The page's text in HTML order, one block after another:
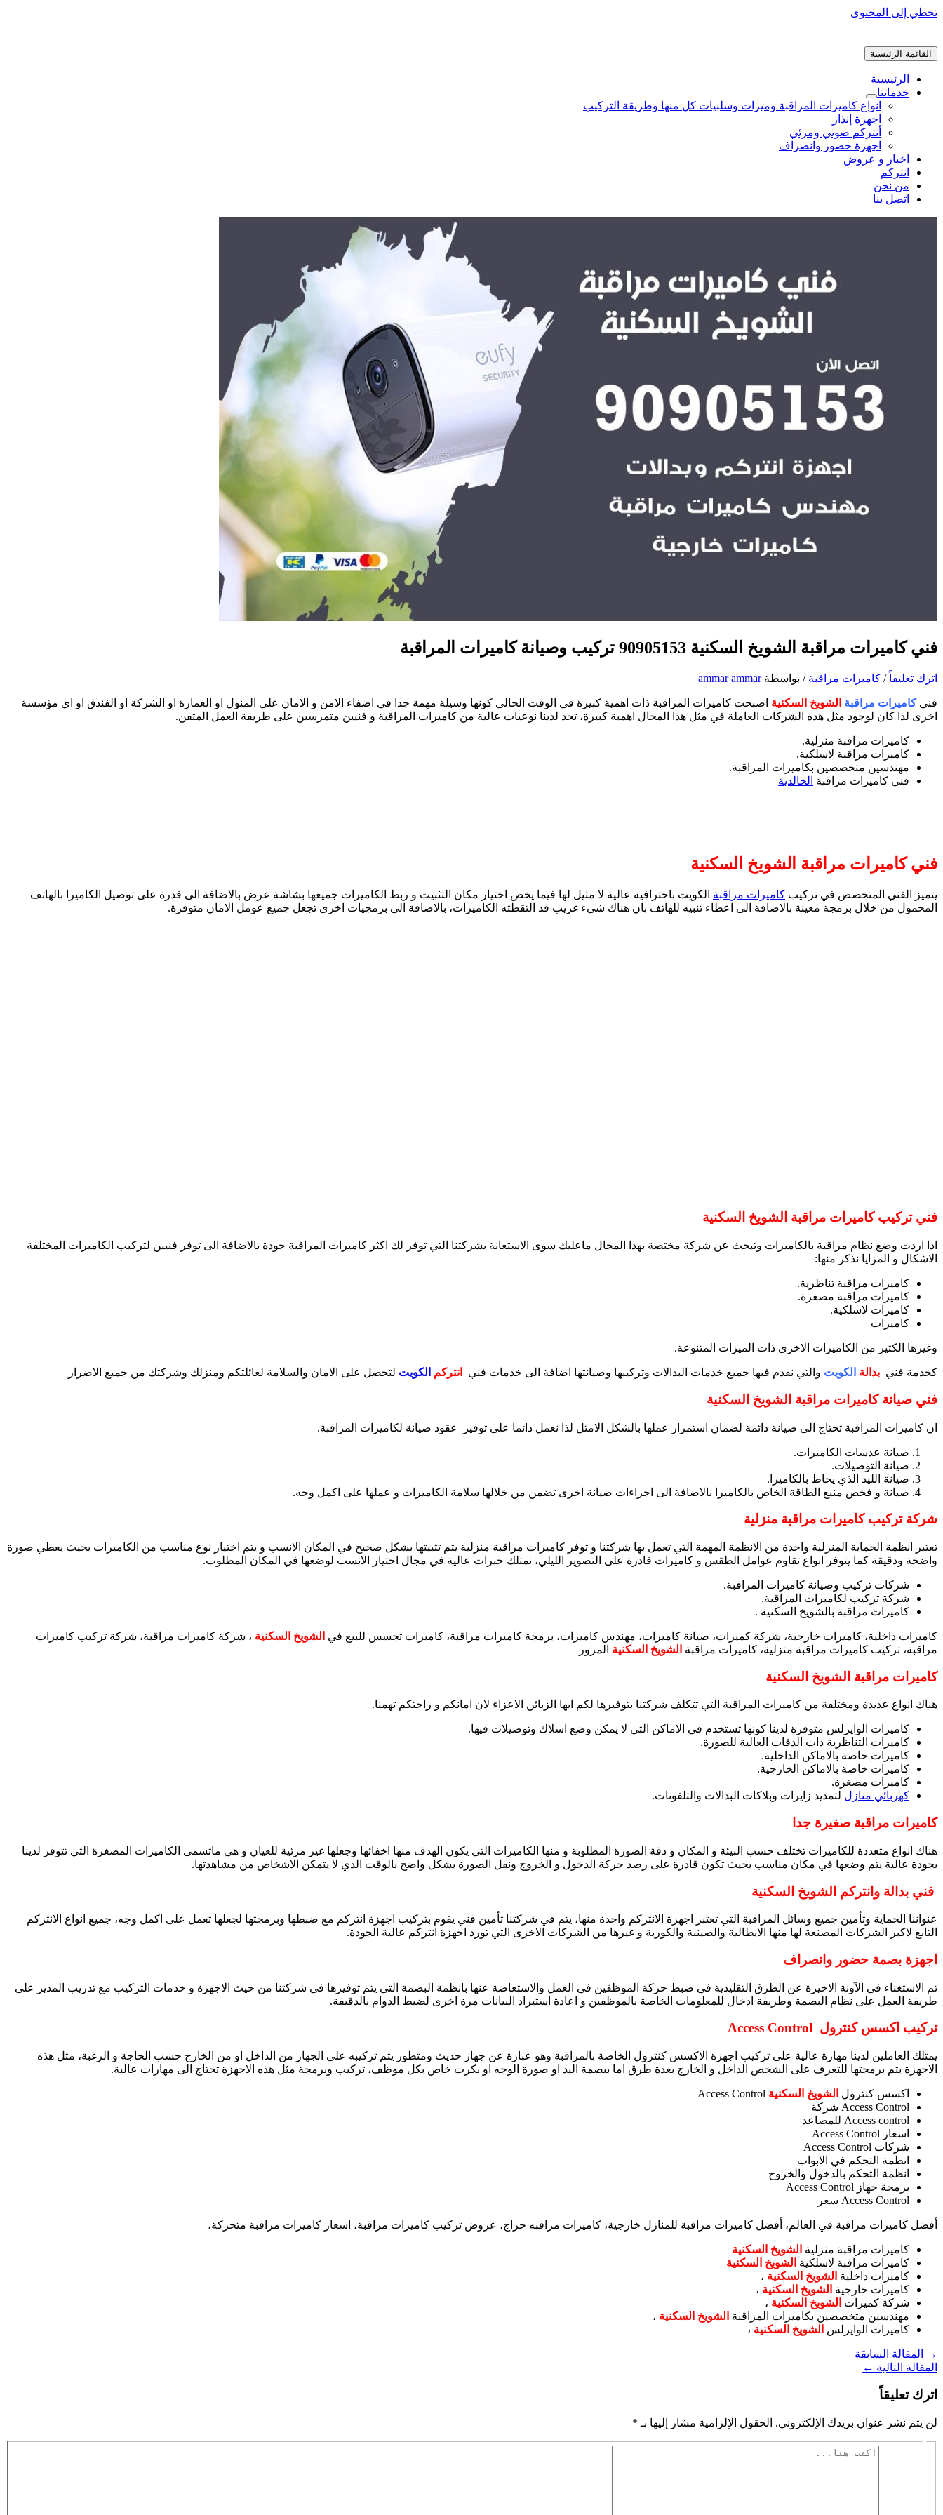
تخطي إلى المحتوى
القائمة الرئيسية
الرئيسية
خدماتنا
انواع كاميرات المراقبة وميزات وسلبيات كل منها وطريقة التركيب
اجهزة إنذار
أنتركم صوتي ومرئي
اجهزة حضور وانصراف
اخبار و عروض
انتركم
من نحن
اتصل بنا
فني كاميرات مراقبة الشويخ السكنية 90905153 تركيب وصيانة كاميرات المراقبة
اترك تعليقاً / كاميرات مراقبة / بواسطة ammar ammar
فنيكاميرات مراقبة الشويخ السكنية اصبحت كاميرات المراقبة ذات اهمية كبيرة في الوقت الحالي كونها وسيلة مهمة جدا في اضفاء الامن و الامان على المنول او العمارة او الشركة او الفندق او اي مؤسسة
اخرى لذا كان لوجود مثل هذه الشركات العاملة في مثل هذا المجال اهمية كبيرة، تجد لدينا نوعيات عالية من كاميرات المراقبة و فنيين متمرسين على طريقة العمل المتقن.
كاميرات مراقبة منزلية.
كاميرات مراقبة لاسلكية.
مهندسين متخصصين بكاميرات المراقبة.
فني كاميرات مراقبة الخالدية
فني كاميرات مراقبة الشويخ السكنية
يتميز الفني المتخصص في تركيب كاميرات مراقبة الكويت باحترافية عالية لا مثيل لها فيما يخص اختيار مكان التثبيت و ربط الكاميرات جميعها بشاشة عرض بالاضافة الى قدرة على توصيل الكاميرا بالهاتف
المحمول من خلال برمجة معينة بالاصافة الى اعطاء تنبيه للهاتف بان هناك شيء غريب قد التقطته الكاميرات، بالاضافة الى برمجيات اخرى تجعل جميع عومل الامان متوفرة.
فني تركيب كاميرات مراقبة الشويخ السكنية
اذا اردت وضع نظام مراقبة بالكاميرات وتبحث عن شركة مختصة بهذا المجال ماعليك سوى الاستعانة بشركتنا التي توفر لك اكثر كاميرات المراقبة جودة بالاضافة الى توفر فنيين لتركيب الكاميرات المختلفة
الاشكال و المزايا نذكر منها:
كاميرات مراقبة تناظرية.
كاميرات مراقبة مصغرة.
كاميرات لاسلكية.
كاميرات
وغيرها الكثير من الكاميرات الاخرى ذات الميزات المتنوعة.
كخدمة فني بدالة الكويت والتي نقدم فيها جميع خدمات البدالات وتركيبها وصيانتها اضافة الى خدمات فني انتركم الكويت لتحصل على الامان والسلامة لعائلتكم ومنزلك وشركتك من جميع الاضرار
فني صيانة كاميرات مراقبة الشويخ السكنية
ان كاميرات المراقبة تحتاج الى صيانة دائمة لضمان استمرار عملها بالشكل الامثل لذا نعمل دائما على توفير عقود صيانة لكاميرات المراقبة.
صيانة عدسات الكاميرات.
صيانة التوصيلات.
صيانة الليد الذي يحاط بالكاميرا.
صيانة و فحص منبع الطاقة الخاص بالكاميرا بالاضافة الى اجراءات صيانة اخرى تضمن من خلالها سلامة الكاميرات و عملها على اكمل وجه.
شركة تركيب كاميرات مراقبة منزلية
تعتبر انظمة الحماية المنزلية واحدة من الانظمة المهمة التي تعمل بها شركتنا و توفر كاميرات مراقبة منزلية يتم تثبيتها بشكل صحيح في المكان الانسب و يتم اختيار نوع مناسب من الكاميرات بحيث يعطي صورة
واضحة ودقيقة كما يتوفر انواع تقاوم عوامل الطقس و كاميرات قادرة على التصوير الليلي، نمتلك خبرات عالية في مجال اختيار الانسب لوضعها في المكان المطلوب.
شركات تركيب وصيانة كاميرات المراقبة.
شركة تركيب لكاميرات المراقبة.
كاميرات مراقبة بالشويخ السكنية .
كاميرات داخلية، كاميرات خارجية، شركة كميرات، صيانة كاميرات، مهندس كاميرات، برمجة كاميرات مراقبة، كاميرات تجسس للبيع في الشويخ السكنية ، شركة كاميرات مراقبة، شركة تركيب كاميرات
مراقبة، تركيب كاميرات مراقبة منزلية، كاميرات مراقبة الشويخ السكنية المرور
كاميرات مراقبة الشويخ السكنية
هناك انواع عديدة ومختلفة من كاميرات المراقبة التي تتكلف شركتنا بتوفيرها لكم ايها الزبائن الاعزاء لان امانكم و راحتكم تهمنا.
كاميرات الوايرلس متوفرة لدينا كونها تستخدم في الاماكن التي لا يمكن وضع اسلاك وتوصيلات فيها.
كاميرات التناظرية ذات الدقات العالية للصورة.
كاميرات خاصة بالاماكن الداخلية.
كاميرات خاصة بالاماكن الخارجية.
كاميرات مصغرة.
كهربائي منازل لتمديد زايرات وبلاكات البدالات والتلفونات.
كاميرات مراقبة صغيرة جدا
هناك انواع متعددة للكاميرات تختلف حسب البيئة و المكان و دقة الصورة المطلوبة و منها الكاميرات التي يكون الهدف منها اخفائها وجعلها غير مرئية للعيان و هي ماتسمى الكاميرات المصغرة التي تتوفر لدينا
بجودة عالية يتم وضعها في مكان مناسب بحيث تكون قادرة على رصد حركة الدخول و الخروج ونقل الصورة بشكل واضح بالوقت الذي لا يتمكن الاشخاص من مشاهدتها.
فني بدالة وانتركم الشويخ السكنية
عنواننا الحماية وتأمين جميع وسائل المراقبة التي تعتبر اجهزة الانتركم واحدة منها، يتم في شركتنا تأمين فني يقوم بتركيب اجهزة انتركم مع ضبطها وبرمجتها لجعلها تعمل على اكمل وجه، جميع انواع الانتركم
التابع لاكبر الشركات المصنعة لها منها الايطالية والصينبة والكورية و غيرها من الشركات الاخرى التي تورد اجهزة انتركم عالية الجودة.
اجهزة بصمة حضور وانصراف
تم الاستغناء في الآونة الاخيرة عن الطرق التقليدية في ضبط حركة الموظفين في العمل والاستعاضة عنها بانظمة البصمة التي يتم توفيرها في شركتنا من حيث الاجهزة و خدمات التركيب مع تدريب المدير على
طريقة العمل على نظام البصمة وطريقة ادخال للمعلومات الخاصة بالموظفين و اعادة استيراد البيانات مرة اخرى لضبط الدوام بالدقيقة.
تركيب اكسس كنترول Access Control
يمتلك العاملين لدينا مهارة عالية على تركيب اجهزة الاكسس كنترول الخاصة بالمراقبة وهو عبارة عن جهاز حديث ومتطور يتم تركيبه على الجهاز من الداخل او من الخارج حسب الحاجة و الرغبة، مثل هذه
الاجهزة يتم برمجتها للتعرف على الشخص الداخل و الخارج بعدة طرق اما ببصمة اليد او صورة الوجه او بكرت خاص بكل موظف، تركيب وبرمجة مثل هذه الاجهزة تحتاج الى مهارات عالية.
اكسس كنترول الشويخ السكنية Access Control
Access Control شركة
Access control للمصاعد
اسعار Access Control
شركات Access Control
انظمة التحكم في الابواب
انظمة التحكم بالدخول والخروج
برمجة جهاز Access Control
Access Control سعر
أفضل كاميرات مراقبة في العالم، أفضل كاميرات مراقبة للمنازل خارجية، كاميرات مراقبه حراج، عروض تركيب كاميرات مراقبة، اسعار كاميرات مراقبة متحركة،
كاميرات مراقبة منزلية الشويخ السكنية
كاميرات مراقبة لاسلكية الشويخ السكنية
كاميرات داخلية الشويخ السكنية ،
كاميرات خارجية الشويخ السكنية ،
شركة كميرات الشويخ السكنية ،
مهندسين متخصصين بكاميرات المراقبة الشويخ السكنية ،
كاميرات الوايرلس الشويخ السكنية ،
→
المقالة السابقة
المقالة التالية ←
اترك تعليقاً
لن يتم نشر عنوان بريدك الإلكتروني. الحقول الإلزامية مشار إليها بـ *